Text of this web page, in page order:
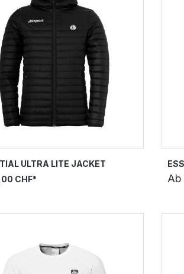
ULTRA LITE JACKET
CHF* Ab